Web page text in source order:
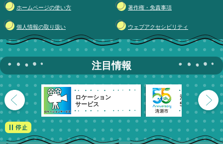
ホームページの使い方 著作権・免責事項
個人情報の取り扱い ウェブアクセシビリティ
注目情報
ロケーション
サービス
清瀬市
55周年記念